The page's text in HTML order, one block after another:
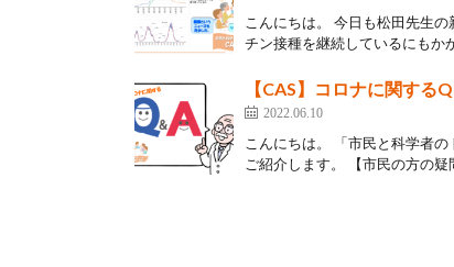
こんにちは。 今日も松田先生
チン接種を継続しているにもか
【CAS】コロナに関する
2022.06.10
こんにちは。 「市民と科学者
ご紹介します。 【市民の方の